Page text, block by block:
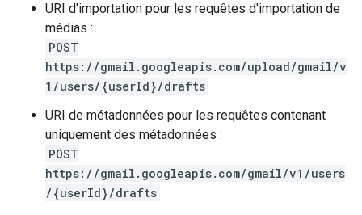
URI d'importation pour les requêtes d'importation de
médias :
POST
https://gmail.googleapis.com/upload/gmail/v
1/users/{userId}/drafts
URI de métadonnées pour les requêtes contenant
uniquement des métadonnées :
POST
https://gmail.googleapis.com/gmail/v1/users
/{userId}/drafts